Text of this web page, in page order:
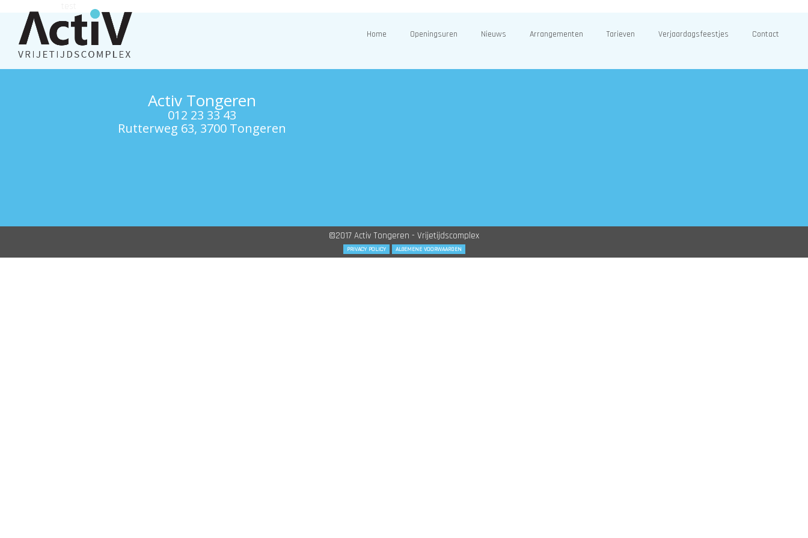
Home Openingsuren Nieuws Arrangementen Tarieven Verjaardagsfeestjes Contact
Activ Tongeren
012 23 33 43
Rutterweg 63, 3700 Tongeren
©2017 Activ Tongeren - Vrijetijdscomplex
PRIVACY POLICY ALGEMENE VOORWAARDEN